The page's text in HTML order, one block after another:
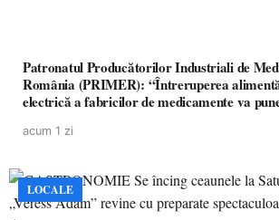
Patronatul Producătorilor Industriali de
România (PRIMER): “Întreruperea
electrică a fabricilor de medicamente va
acum 1 zi
LOCALE